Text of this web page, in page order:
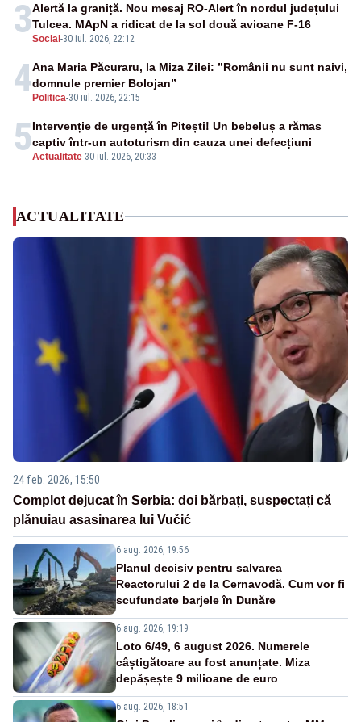
3Social -30 iul. 2026, 22:12
Alertă la graniță. Nou mesaj RO-Alert în nordul județului
Tulcea. MApN a ridicat de la sol două avioane F-16
4 Politica-30 iul. 2026, 22:15
Ana Maria Păcuraru, la Miza Zilei: ”Românii nu sunt naivi,
domnule premier Bolojan”
5Actualitate-30 iul. 2026, 20:33
Intervenție de urgență în Pitești! Un bebeluș a rămas
captiv într-un autoturism din cauza unei defecțiuni
ACTUALITATE
24 feb. 2026, 15:50
Complot dejucat în Serbia: doi bărbați, suspectați că
plănuiau asasinarea lui Vučić
6 aug. 2026, 19:56
Planul decisiv pentru salvarea
Reactorului 2 de la Cernavodă. Cum vor fi
scufundate barjele în Dunăre
6 aug. 2026, 19:19
Loto 6/49, 6 august 2026. Numerele
câștigătoare au fost anunțate. Miza
depășește 9 milioane de euro
6 aug. 2026, 18:51